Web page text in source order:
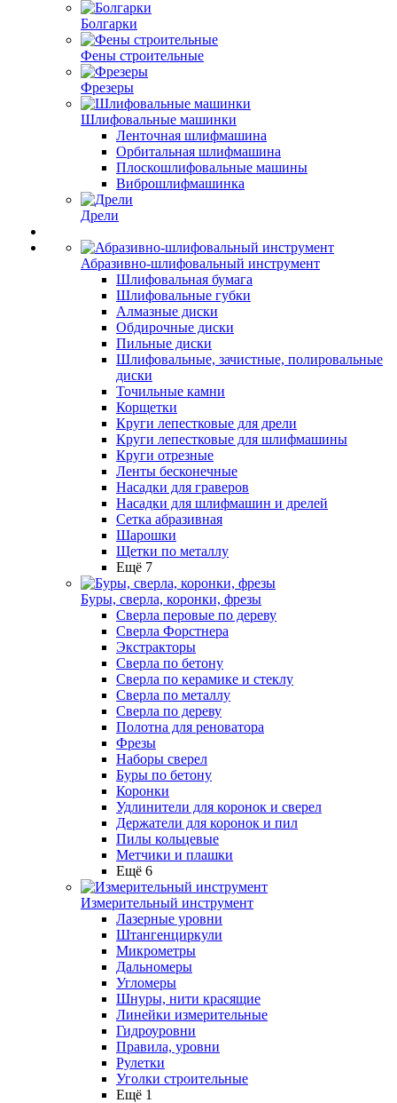
Болгарки
Фены строительные
Фрезеры
Шлифовальные машинки
Ленточная шлифмашина
Орбитальная шлифмашина
Плоскошлифовальные машины
Виброшлифмашинка
Дрели
Абразивно-шлифовальный инструмент
Шлифовальная бумага
Шлифовальные губки
Алмазные диски
Обдирочные диски
Пильные диски
Шлифовальные, зачистные, полировальные
диски
Точильные камни
Корщетки
Круги лепестковые для дрели
Круги лепестковые для шлифмашины
Круги отрезные
Ленты бесконечные
Насадки для граверов
Насадки для шлифмашин и дрелей
Сетка абразивная
Шарошки
Щетки по металлу
Ещё 7
Буры, сверла, коронки, фрезы
Сверла перовые по дереву
Сверла Форстнера
Экстракторы
Сверла по бетону
Сверла по керамике и стеклу
Сверла по металлу
Сверла по дереву
Полотна для реноватора
Фрезы
Наборы сверел
Буры по бетону
Коронки
Удлинители для коронок и сверел
Держатели для коронок и пил
Пилы кольцевые
Метчики и плашки
Ещё 6
Измерительный инструмент
Лазерные уровни
Штангенциркули
Микрометры
Дальномеры
Угломеры
Шнуры, нити красящие
Линейки измерительные
Гидроуровни
Правила, уровни
Рулетки
Уголки строительные
Ещё 1